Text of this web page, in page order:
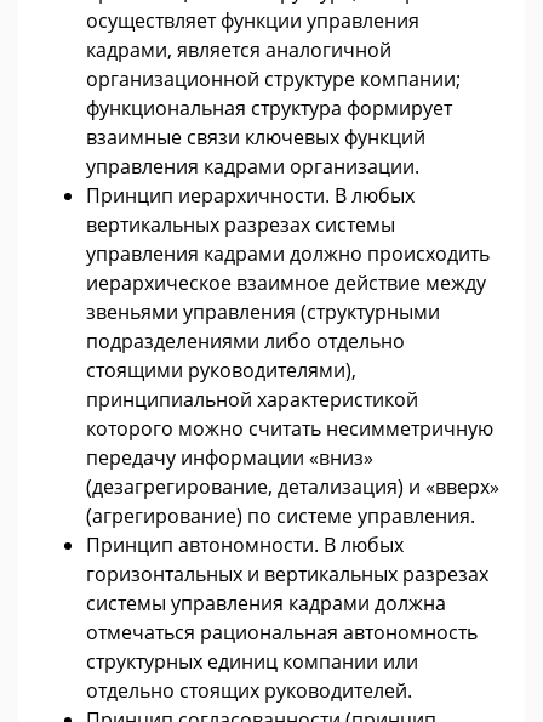
осуществляет функции управления
кадрами, является аналогичной
организационной структуре компании;
функциональная структура формирует
взаимные связи ключевых функций
управления кадрами организации.
Принцип иерархичности. В любых
вертикальных разрезах системы
управления кадрами должно происходить
иерархическое взаимное действие между
звеньями управления (структурными
подразделениями либо отдельно
стоящими руководителями),
принципиальной характеристикой
которого можно считать несимметричную
передачу информации «вниз»
(дезагрегирование, детализация) и «вверх»
(агрегирование) по системе управления.
Принцип автономности. В любых
горизонтальных и вертикальных разрезах
системы управления кадрами должна
отмечаться рациональная автономность
структурных единиц компании или
отдельно стоящих руководителей.